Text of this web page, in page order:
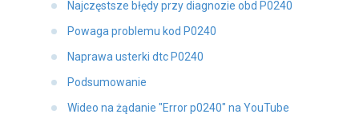
Najczęstsze błędy przy diagnozie obd P0240
Powaga problemu kod P0240
Naprawa usterki dtc P0240
Podsumowanie
Wideo na żądanie "Error p0240" na YouTube